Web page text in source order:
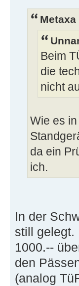
Beim
die
nicht
Wie es
da ein
ich.
In der
still gelegt.
1000.--
den
(analog